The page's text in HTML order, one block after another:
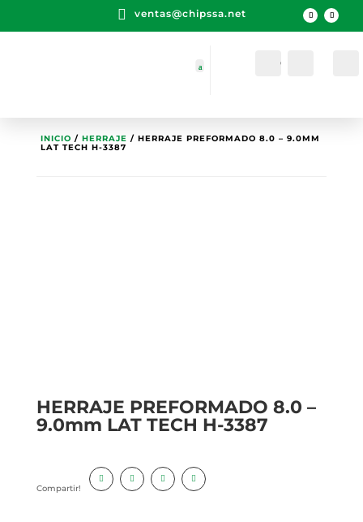
 ventas@chipssa.net
Cuenta
INICIO / HERRAJE / HERRAJE PREFORMADO 8.0 – 9.0MM
LAT TECH H-3387
HERRAJE PREFORMADO 8.0 –
9.0mm LAT TECH H-3387
Compartir!